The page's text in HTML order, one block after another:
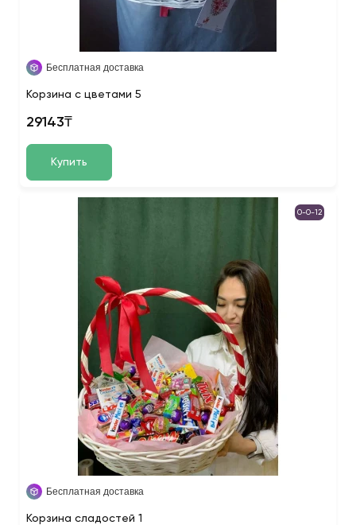
Бесплатная доставка
Корзина с цветами 5
29143₸
Купить
0-0-12
Бесплатная доставка
Корзина сладостей 1